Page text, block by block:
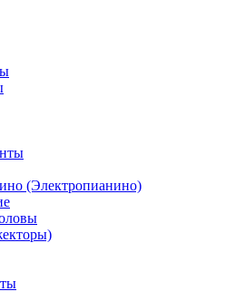
(Электропианино)